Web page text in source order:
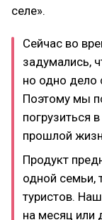
селе».
Сейчас во
задумались,
но одно дело
Поэтому мы
погрузиться
прошлой
Продукт
одной семьи,
туристов.
на месяц или